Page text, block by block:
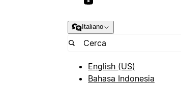
Italiano
English (US)
Bahasa Indonesia